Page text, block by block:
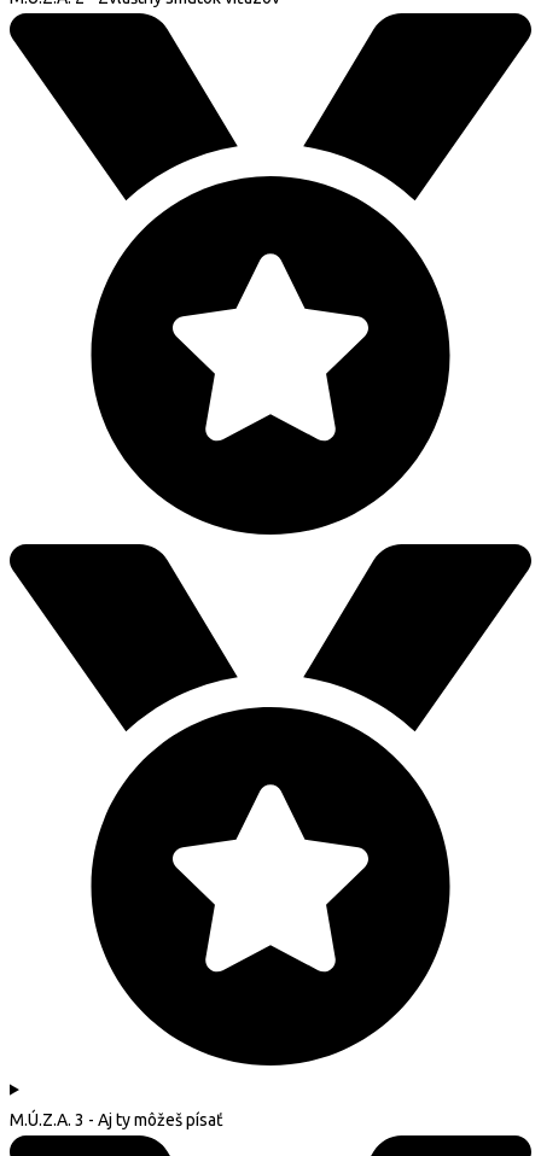
M.Ú.Z.A. 3 - Aj ty môžeš písať